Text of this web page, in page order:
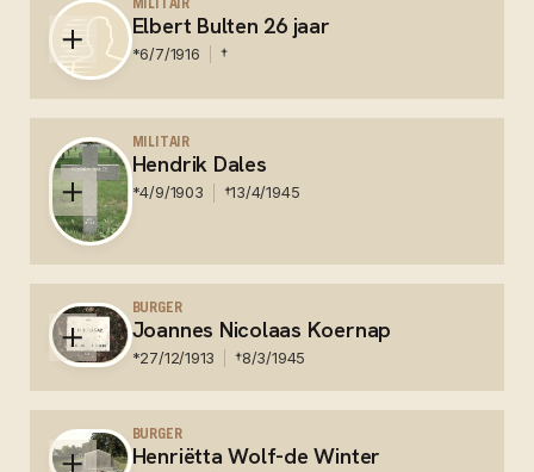
MILITAIR
Elbert Bulten 26 jaar
*6/7/1916 †
Nederland - Statenloos - Gesneuveld in 1943 Rusland
- Graf onbekend
MILITAIR
Hendrik Dales
*4/9/1903 †13/4/1945
Nederland - Statenloos - Geëxecuteerd - Duitse
Oorlogsbegraafplaats in Ysselsteyn
BURGER
Joannes Nicolaas Koernap
*27/12/1913 †8/3/1945
Nederland - Gefusilleerd Waalsdorpervlakte -
Nationaal Ereveld Loenen
BURGER
Henriëtta Wolf-de Winter